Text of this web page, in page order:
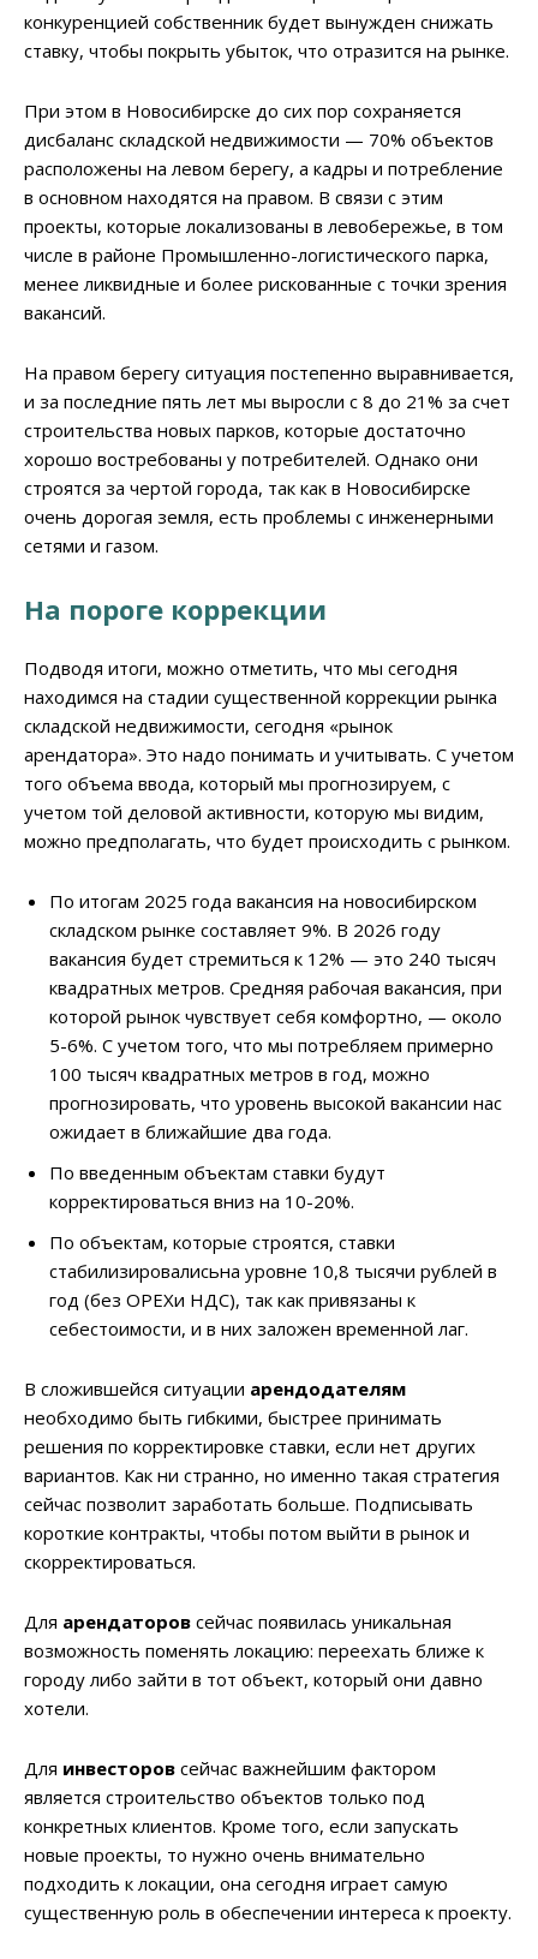
конкуренцией собственник будет вынужден снижать
ставку, чтобы покрыть убыток, что отразится на рынке.
При этом в Новосибирске до сих пор сохраняется
дисбаланс складской недвижимости — 70% объектов
расположены на левом берегу, а кадры и потребление
в основном находятся на правом. В связи с этим
проекты, которые локализованы в левобережье, в том
числе в районе Промышленно-логистического парка,
менее ликвидные и более рискованные с точки зрения
вакансий.
На правом берегу ситуация постепенно выравнивается,
и за последние пять лет мы выросли с 8 до 21% за счет
строительства новых парков, которые достаточно
хорошо востребованы у потребителей. Однако они
строятся за чертой города, так как в Новосибирске
очень дорогая земля, есть проблемы с инженерными
сетями и газом.
На пороге коррекции
Подводя итоги, можно отметить, что мы сегодня
находимся на стадии существенной коррекции рынка
складской недвижимости, сегодня «рынок
арендатора». Это надо понимать и учитывать. С учетом
того объема ввода, который мы прогнозируем, с
учетом той деловой активности, которую мы видим,
можно предполагать, что будет происходить с рынком.
По итогам 2025 года вакансия на новосибирском
складском рынке составляет 9%. В 2026 году
вакансия будет стремиться к 12% — это 240 тысяч
квадратных метров. Средняя рабочая вакансия, при
которой рынок чувствует себя комфортно, — около
5-6%. С учетом того, что мы потребляем примерно
100 тысяч квадратных метров в год, можно
прогнозировать, что уровень высокой вакансии нас
ожидает в ближайшие два года.
По введенным объектам ставки будут
корректироваться вниз на 10-20%.
По объектам, которые строятся, ставки
стабилизировалисьна уровне 10,8 тысячи рублей в
год (без OPEXи НДС), так как привязаны к
себестоимости, и в них заложен временной лаг.
В сложившейся ситуации арендодателям
необходимо быть гибкими, быстрее принимать
решения по корректировке ставки, если нет других
вариантов. Как ни странно, но именно такая стратегия
сейчас позволит заработать больше. Подписывать
короткие контракты, чтобы потом выйти в рынок и
скорректироваться.
Для арендаторов сейчас появилась уникальная
возможность поменять локацию: переехать ближе к
городу либо зайти в тот объект, который они давно
хотели.
Для инвесторов сейчас важнейшим фактором
является строительство объектов только под
конкретных клиентов. Кроме того, если запускать
новые проекты, то нужно очень внимательно
подходить к локации, она сегодня играет самую
существенную роль в обеспечении интереса к проекту.